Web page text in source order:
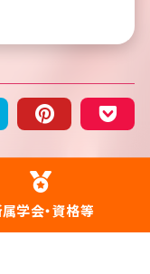
学会・資格等